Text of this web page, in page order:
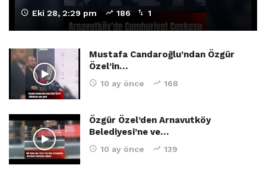
Eki 28, 2:29 pm 186 1
Mustafa Candaroğlu’ndan Özgür
Özel’in…
10 ay önce 168
Özgür Özel’den Arnavutköy
Belediyesi’ne ve…
10 ay önce 139